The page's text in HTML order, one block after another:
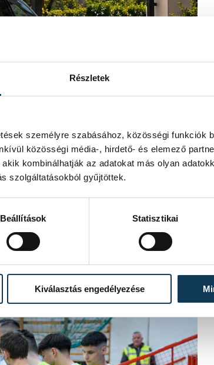
Részletek
személyre szabásához, közösségi funkciók
közösségi média-, hirdető- és elemező
kombinálhatják az adatokat más olyan
szolgáltatásokból gyűjtöttek.
Beállítások Statisztikai
Kiválasztás engedélyezése
megszerezték a